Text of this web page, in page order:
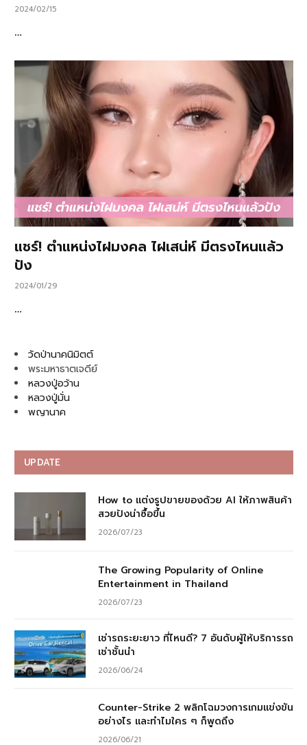
2024/02/15
…
แชร์! ตำแหน่งไฝมงคล ไฝเสน่ห์ มีตรงไหนแล้ว
ปัง
2024/01/29
…
วัดป่านาคนิมิตต์
พระมหาธาตเจดีย์
หลวงปู่อว้าน
หลวงปู่มั่น
พญานาค
UPDATE
How to แต่งรูปขายของด้วย AI ให้ภาพสินค้า
สวยปังน่าซื้อขึ้น
2026/07/23
The Growing Popularity of Online
Entertainment in Thailand
2026/07/23
เช่ารถระยะยาว ที่ไหนดี? 7 อันดับผู้ให้บริการรถ
เช่าชั้นนำ
2026/06/24
Counter-Strike 2 พลิกโฉมวงการเกมแข่งขัน
อย่างไร และทำไมใคร ๆ ก็พูดถึง
2026/06/21